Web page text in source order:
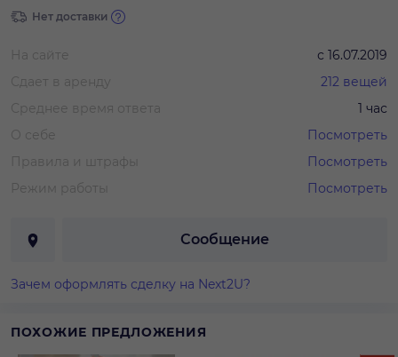
Нет доставки
На сайте с 16.07.2019
Сдает в аренду
212 вещей
Среднее время ответа
1 час
О себе
Посмотреть
Правила и штрафы
Посмотреть
Режим работы
Посмотреть
Сообщение
Зачем оформлять сделку на Next2U?
ПОХОЖИЕ ПРЕДЛОЖЕНИЯ